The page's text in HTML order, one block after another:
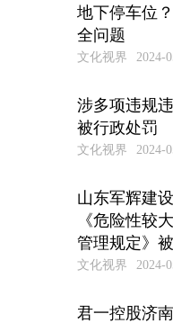
地下停车位
全问题
文化视界 2024-
涉多项违规
被行政处罚
文化视界 2024-
山东军辉建
《危险性较
管理规定》
文化视界 2024-
君一控股济